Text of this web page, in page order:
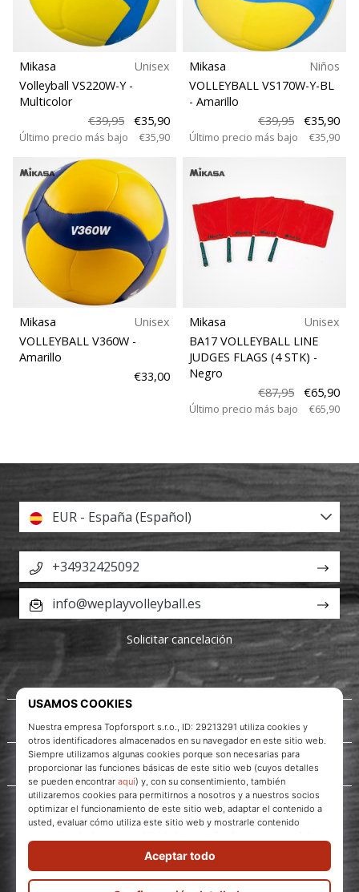
Mikasa
Unisex
Volleyball VS220W-Y -
Multicolor
€39,95
€35,90
Último precio más bajo €35,90
Mikasa
Niños
VOLLEYBALL VS170W-Y-BL
- Amarillo
€39,95
€35,90
Último precio más bajo €35,90
Mikasa
Unisex
VOLLEYBALL V360W -
Amarillo
€33,00
Mikasa
Unisex
BA17 VOLLEYBALL LINE
JUDGES FLAGS (4 STK) -
Negro
€87,95
€65,90
Último precio más bajo €65,90
WePlayVolleyball.es
Acerca de nosotros
Servicio al cliente
EUR - España (Español)
+34932425092
info@weplayvolleyball.es
Solicitar cancelación